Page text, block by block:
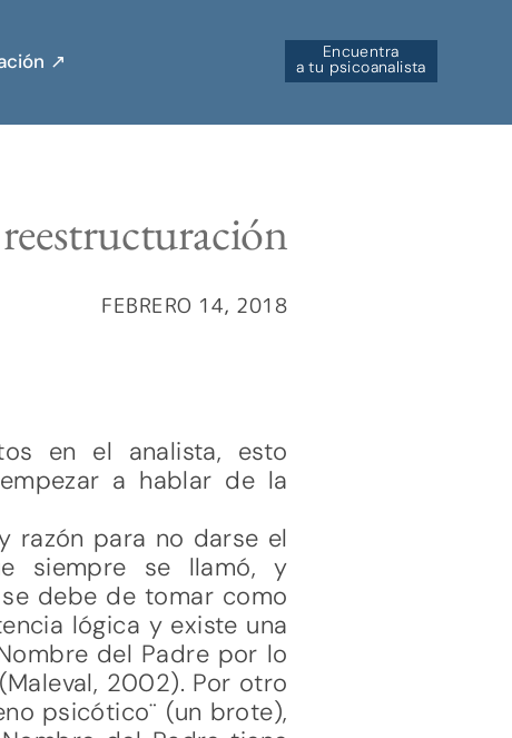
↗︎ Encuentra
a tu psicoanalista
FEBRERO 14, 2018
en el analista, esto
a hablar de la
razón para no darse el
siempre se llamó, y
debe de tomar como
lógica y existe una
del Padre por lo
2002). Por otro
psicótico¨ (un brote),